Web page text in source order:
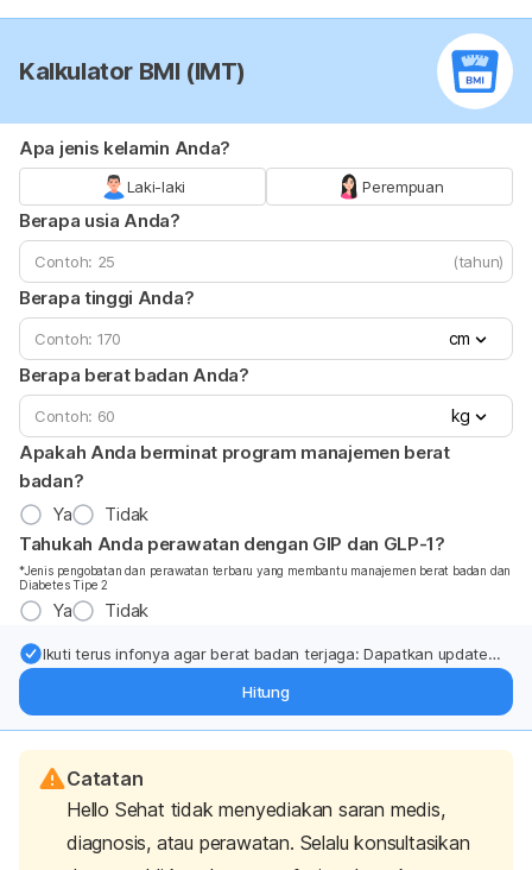
Kalkulator BMI (IMT)
Apa jenis kelamin Anda?
Laki-laki Perempuan
Berapa usia Anda?
(tahun)
Berapa tinggi Anda?
cm
Berapa berat badan Anda?
kg
Apakah Anda berminat program manajemen berat
badan?
Ya
Tidak
Tahukah Anda perawatan dengan GIP dan GLP-1?
*Jenis pengobatan dan perawatan terbaru yang membantu manajemen berat badan dan
Diabetes Tipe 2
Ya Tidak
Ikuti terus infonya agar berat badan terjaga: Dapatkan update
Hitung
Catatan
Hello Sehat tidak menyediakan saran medis,
diagnosis, atau perawatan. Selalu konsultasikan